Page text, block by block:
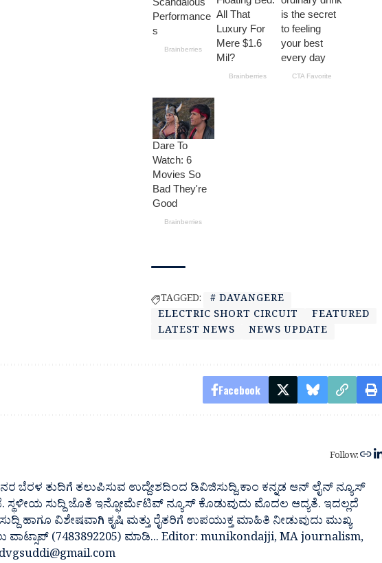
TAGGED:
# DAVANGERE
ELECTRIC SHORT CIRCUIT
FEATURED
LATEST NEWS
NEWS UPDATE
Facebook
Follow:
ಬೆರಳ ತುದಿಗೆ ತಲುಪಿಸುವ ಉದ್ದೇಶದಿಂದ ಡಿವಿಜಿಸುದ್ದಿ.ಕಾಂ ಕನ್ನಡ ಆನ್ ಲೈನ್ ನ್ಯೂಸ್
ಸುದ್ದಿ ಜೊತೆ ಇನ್ಫೋರ್ಮೆಟಿವ್ ನ್ಯೂಸ್ ಕೊಡುವುದು ಮೊದಲ ಆದ್ಯತೆ. ಇದಲ್ಲದೆ
ಹಾಗೂ ವಿಶೇಷವಾಗಿ ಕೃಷಿ ಮತ್ತು ರೈತರಿಗೆ ಉಪಯುಕ್ತ ಮಾಹಿತಿ ನೀಡುವುದು ಮುಖ್ಯ
ವಾಟ್ಸಾಪ್ (7483892205) ಮಾಡಿ... Editor: munikondajji, MA journalism,